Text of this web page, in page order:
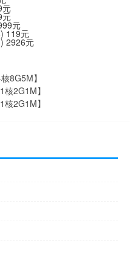
元
元
元
119元
2926元
8G5M】
2G1M】
2G1M】